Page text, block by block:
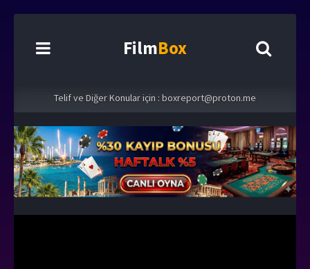
FilmBox
Telif ve Diğer Konular için : boxreport@proton.me